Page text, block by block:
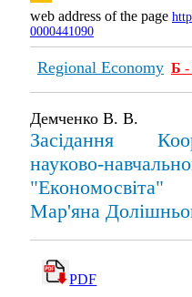
web address of the page
0000441090
Regional Economy Б -
Демченко В. В.
Засідання
науково-
Мар'яна
PDF